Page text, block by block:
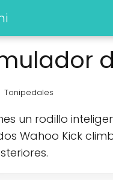
Tonipedales
un rodillo
Wahoo Kick